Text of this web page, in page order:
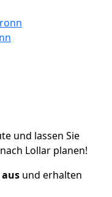
und lassen Sie
Lollar planen!
und erhalten